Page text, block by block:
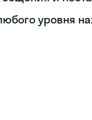
уровня